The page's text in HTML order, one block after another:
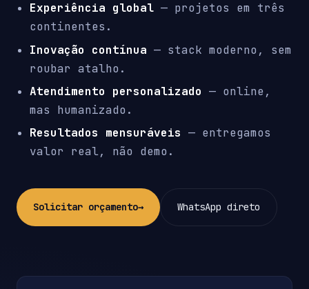
Experiência global — projetos em três
continentes.
Inovação contínua — stack moderno, sem
roubar atalho.
Atendimento personalizado — online,
mas humanizado.
Resultados mensuráveis — entregamos
valor real, não demo.
Solicitar orçamento→ WhatsApp direto